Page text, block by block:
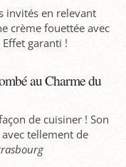
invités en relevant
crème fouettée avec
garanti !
au Charme du
de cuisiner ! Son
tellement de